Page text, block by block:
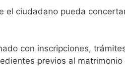
el ciudadano pueda
con inscripciones,
previos al